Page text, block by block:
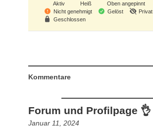
Aktiv
Heiß
Oben angepinnt
Nicht genehmigt
Gelöst
Privat
Geschlossen
Kommentare
Forum und Profilpage 👌
Januar 11, 2024